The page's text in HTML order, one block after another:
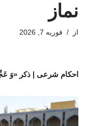
نماز
از فوریه 7, 2026
احکام شرعی | ذکر «وَ